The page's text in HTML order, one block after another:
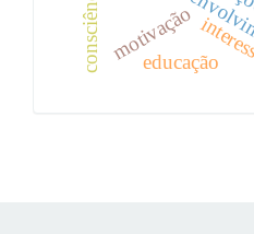
motivação
consciência educação